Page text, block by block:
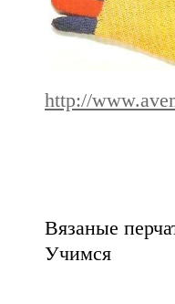
http://
Вязаные
Учимся